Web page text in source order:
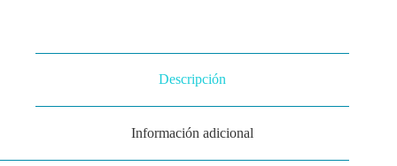
Descripción
Información adicional